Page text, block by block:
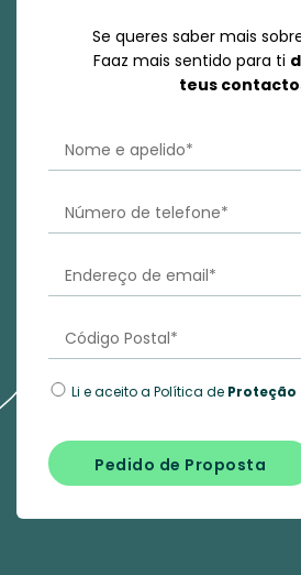
Se queres saber mais
Faaz mais sentido para ti
teus
Li e aceito a Política de Proteção
Pedido de Proposta